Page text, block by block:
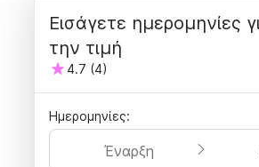
Εισάγετε ημερομηνίες
την τιμή
4.7 (4)
Ημερομηνίες:
Έναρξη